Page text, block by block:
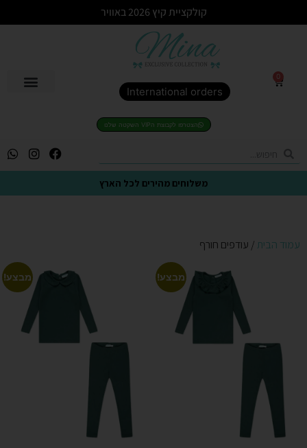
קולקציית קיץ 2026 באוויר
0
International orders
הצטרפו לקבוצת הVIP השקטה שלנו
משלוחים מהירים לכל הארץ
עמוד הבית/ עודפים חורף
מבצע! מבצע!